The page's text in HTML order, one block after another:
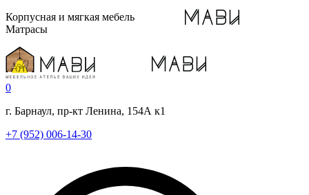
Корпусная и мягкая мебель
Матрасы
0
г. Барнаул, пр-кт Ленина, 154А к1
+7 (952) 006-14-30